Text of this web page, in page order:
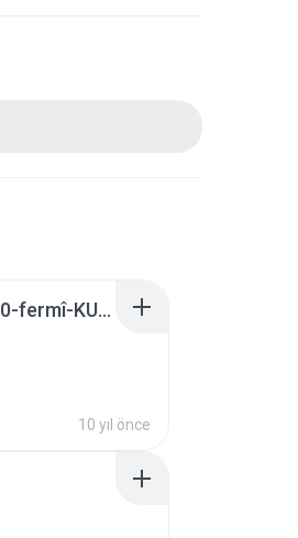
rapidshare downloader 4.26.10-fermî-KURDİ-KURTÇE.rar
10 yıl önce